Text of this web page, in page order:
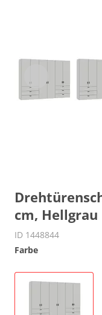
cm, Hellgrau
ID 1448844
Farbe